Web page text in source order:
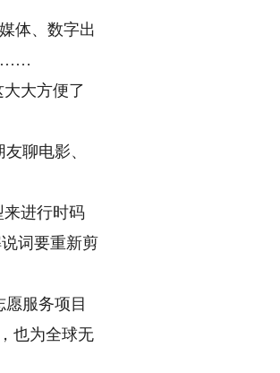
体、数字出
……
大方便了
聊电影、
进行时码
词要重新剪
服务项目
也为全球无